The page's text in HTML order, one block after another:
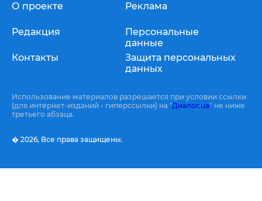
О проекте
Редакция
Контакты
Реклама
Персональные
данные
Защита персональных
данных
Использование материалов разрешается при условии ссылки
(для интернет-изданий - гиперссылки) на "Диалог.ua" не ниже
третьего абзаца.
� 2026, Все права защищены.